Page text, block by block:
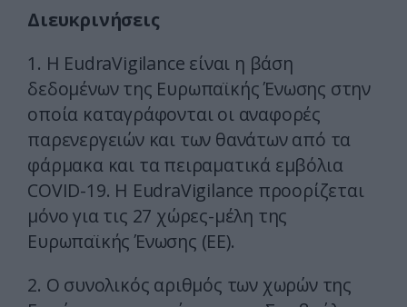
Διευκρινήσεις
1. Η EudraVigilance είναι η βάση
δεδομένων της Ευρωπαϊκής Ένωσης στην
οποία καταγράφονται οι αναφορές
παρενεργειών και των θανάτων από τα
φάρμακα και τα πειραματικά εμβόλια
COVID-19. Η EudraVigilance προορίζεται
μόνο για τις 27 χώρες-μέλη της
Ευρωπαϊκής Ένωσης (ΕΕ).
2. Ο συνολικός αριθμός των χωρών της